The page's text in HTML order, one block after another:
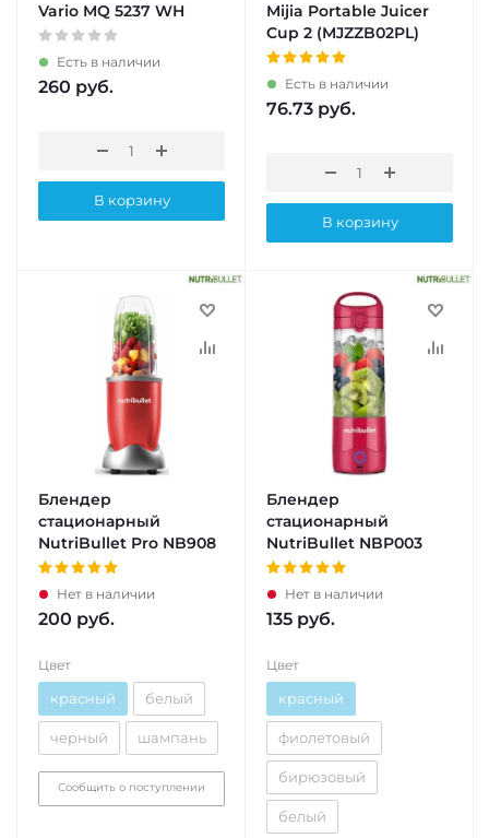
Vario MQ 5237 WH
Есть в наличии
260 руб.
В корзину
Mijia Portable Juicer
Cup 2 (MJZZB02PL)
Есть в наличии
76.73 руб.
В корзину
Блендер
стационарный
NutriBullet Pro NB908
Нет в наличии
200 руб.
Цвет
красный белый
черный шампань
Сообщить о поступлении
Блендер
стационарный
NutriBullet NBP003
Нет в наличии
135 руб.
Цвет
красный
фиолетовый
бирюзовый
белый